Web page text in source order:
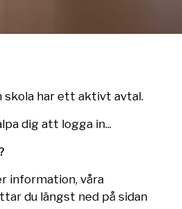
skola har ett aktivt avtal.
dig att logga in...
information, våra
du längst ned på sidan